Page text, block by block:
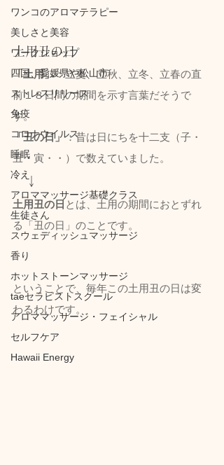
ワンコのアロマテラピー
美しさと美容
ワークショップ
四国、愛媛県や松山市
ストレスリリース
免疫
コロナウイルス
睡眠
冷え
アロママッサージ基礎クラス
生徒さん
スウェディッシュマッサージ
香り
ホットストーンマッサージ
taeセラピストスクール
アロママッサージ・フェイシャル
セルフケア
Hawaii Energy
土用丑の日
「土用」：立夏、立秋、立冬、立春の直
前１８日間の期間を示す言葉だそうで
す。
「丑の日」：昔は日にちを十二支（子・
丑・寅・・）で数えていました。
↓
土用丑の日 とは、 土用の期間におとずれ
る「丑の日」のこと です。
ということで、 毎年この土用丑の日は変
わるわけです。